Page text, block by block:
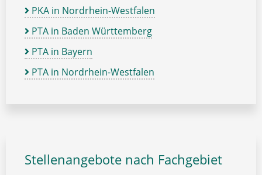
PKA in Nordrhein-Westfalen
PTA in Baden Württemberg
PTA in Bayern
PTA in Nordrhein-Westfalen
Stellenangebote nach Fachgebiet